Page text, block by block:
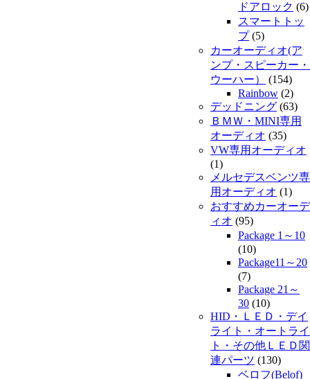
ドアロック (6)
スマートトッ
プ(5)
カーオーディオ(ア
ンプ・スピーカー・
ウーハー）
(154)
Rainbow (2)
デッドニング (63)
ＢＭＷ・MINI専用
オーディオ (35)
VW専用オーディオ
(1)
メルセデスベンツ専
用オーディオ (1)
おすすめカーオーデ
ィオ (95)
Package 1～10
(10)
Package11～20
(7)
Package 21～
30 (10)
HID・ＬＥＤ・デイ
ライト・オートライ
ト・その他ＬＥＤ関
連パーツ (130)
ベロフ(Belof)